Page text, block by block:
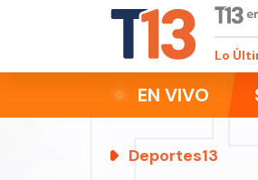
Lo
EN VIVO
Deportes13